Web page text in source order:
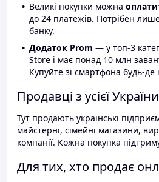
Великі покупки можна
до 24 платежів. Потрібен
банку.
Додаток Prom — у топ-3
Store і має понад 10 млн
Купуйте зі смартфона будь-де
Продавці з усієї України
Тут продають українські
майстерні, сімейні магазини,
компанії. Кожна покупка
Для тих, хто продає